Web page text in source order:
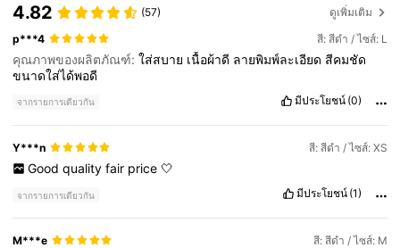
4.82 (57) ดูเพิ่มเติม
p***4 สี: สีดำ / ไซส์: L
คุณภาพของผลิตภัณฑ์:ใส่สบาย เนื้อผ้าดี ลายพิมพ์ละเอียด สีคมชัด
ขนาดใส่ได้พอดี
จากรายการเดียวกัน มีประโยชน์ (0)
Y***n สี: สีดำ / ไซส์: XS
Good quality fair price 🤍
จากรายการเดียวกัน มีประโยชน์ (1)
M***e สี: สีดำ / ไซส์: M